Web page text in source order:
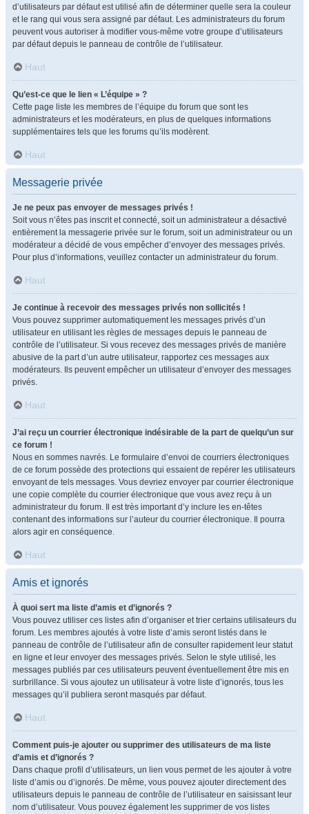
d’utilisateurs par défaut est utilisé afin de déterminer quelle sera la couleur
et le rang qui vous sera assigné par défaut. Les administrateurs du forum
peuvent vous autoriser à modifier vous-même votre groupe d’utilisateurs
par défaut depuis le panneau de contrôle de l’utilisateur.
Haut
Qu’est-ce que le lien « L’équipe » ?
Cette page liste les membres de l’équipe du forum que sont les
administrateurs et les modérateurs, en plus de quelques informations
supplémentaires tels que les forums qu’ils modèrent.
Haut
Messagerie privée
Je ne peux pas envoyer de messages privés !
Soit vous n’êtes pas inscrit et connecté, soit un administrateur a désactivé
entièrement la messagerie privée sur le forum, soit un administrateur ou un
modérateur a décidé de vous empêcher d’envoyer des messages privés.
Pour plus d’informations, veuillez contacter un administrateur du forum.
Haut
Je continue à recevoir des messages privés non sollicités !
Vous pouvez supprimer automatiquement les messages privés d’un
utilisateur en utilisant les règles de messages depuis le panneau de
contrôle de l’utilisateur. Si vous recevez des messages privés de manière
abusive de la part d’un autre utilisateur, rapportez ces messages aux
modérateurs. Ils peuvent empêcher un utilisateur d’envoyer des messages
privés.
Haut
J’ai reçu un courrier électronique indésirable de la part de quelqu’un sur
ce forum !
Nous en sommes navrés. Le formulaire d’envoi de courriers électroniques
de ce forum possède des protections qui essaient de repérer les utilisateurs
envoyant de tels messages. Vous devriez envoyer par courrier électronique
une copie complète du courrier électronique que vous avez reçu à un
administrateur du forum. Il est très important d’y inclure les en-têtes
contenant des informations sur l’auteur du courrier électronique. Il pourra
alors agir en conséquence.
Haut
Amis et ignorés
À quoi sert ma liste d’amis et d’ignorés ?
Vous pouvez utiliser ces listes afin d’organiser et trier certains utilisateurs du
forum. Les membres ajoutés à votre liste d’amis seront listés dans le
panneau de contrôle de l’utilisateur afin de consulter rapidement leur statut
en ligne et leur envoyer des messages privés. Selon le style utilisé, les
messages publiés par ces utilisateurs peuvent éventuellement être mis en
surbrillance. Si vous ajoutez un utilisateur à votre liste d’ignorés, tous les
messages qu’il publiera seront masqués par défaut.
Haut
Comment puis-je ajouter ou supprimer des utilisateurs de ma liste
d’amis et d’ignorés ?
Dans chaque profil d’utilisateurs, un lien vous permet de les ajouter à votre
liste d’amis ou d’ignorés. De même, vous pouvez ajouter directement des
utilisateurs depuis le panneau de contrôle de l’utilisateur en saisissant leur
nom d’utilisateur. Vous pouvez également les supprimer de vos listes